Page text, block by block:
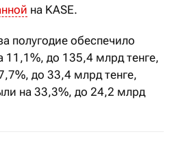
на KASE.
полугодие обеспечило
11,1%, до 135,4 млрд тенге,
до 33,4 млрд тенге,
на 33,3%, до 24,2 млрд